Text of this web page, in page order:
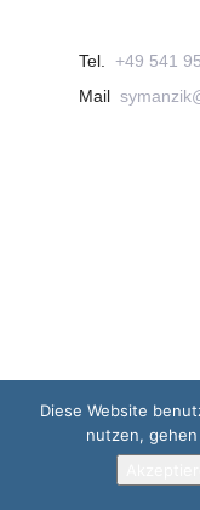
Tel. +49 541
Mail
Diese Website
nutzen,